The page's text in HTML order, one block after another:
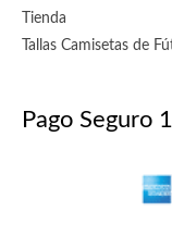
Tienda
Tallas Camisetas de
Pago Seguro